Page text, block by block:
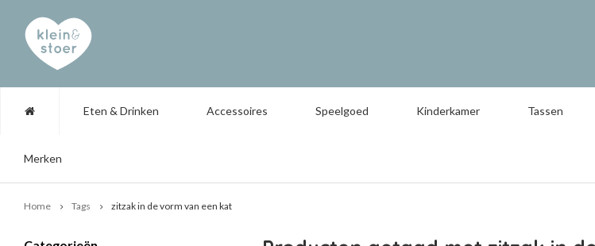
Eten & Drinken Accessoires Speelgoed Kinderkamer Tassen
Merken
Home Tags zitzak in de vorm van een kat